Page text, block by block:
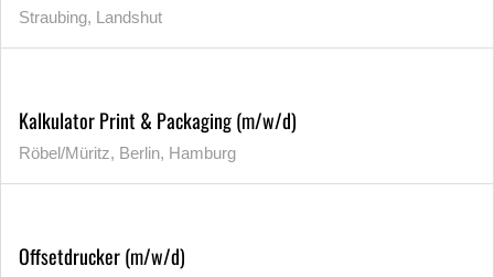
Straubing, Landshut
Kalkulator Print & Packaging (m/w/d)
Röbel/Müritz, Berlin, Hamburg
Offsetdrucker (m/w/d)